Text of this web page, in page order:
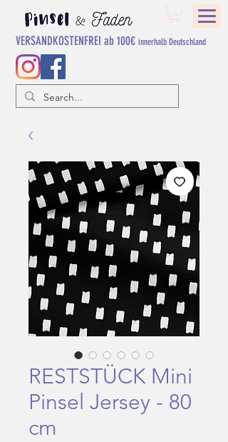
VERSANDKOSTENFREI ab 100€ innerhalb Deutschland
RESTSTÜCK Mini
Pinsel Jersey - 80
cm